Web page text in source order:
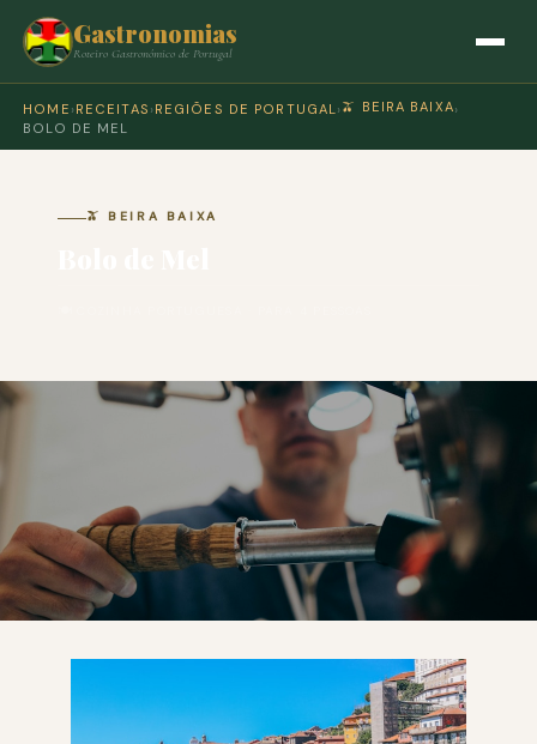
Gastronomias
Roteiro Gastronómico de Portugal
HOME › RECEITAS › REGIÕES DE PORTUGAL › 🫒 BEIRA BAIXA›
BOLO DE MEL
🫒 BEIRA BAIXA